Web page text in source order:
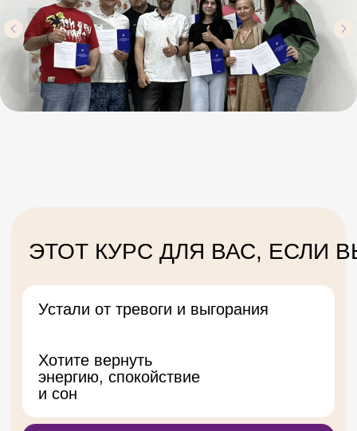
Хотите экологично
вести прем из любой
или хотите начать
Постоянные обиды,
что вас не слышат
Хотите гармонии в семье
Не чувствуете
радости
и не понимаете чего
Потеряли контакт с собой
и сон